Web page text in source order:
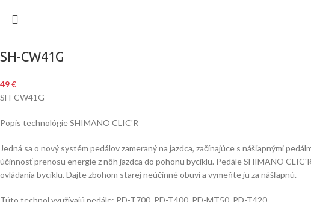
SH-CW41G
49€
SH-CW41G
Popis technológie SHIMANO CLIC'R
Jedná sa o nový systém pedálov zameraný na jazdca, začínajúce s nášľapnými
účinnosť prenosu energie z nôh jazdca do pohonu byciklu. Pedále SHIMANO
ovládania byciklu. Dajte zbohom starej neúčinné obuvi a vymeňte ju za nášľapnú.
Túto technol využívajú pedále: PD-T700, PD-T400, PD-MT50, PD-T420